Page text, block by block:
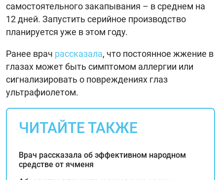
самостоятельного закапывания – в среднем на
12 дней. Запустить серийное производство
планируется уже в этом году.
Ранее врач рассказала, что постоянное жжение в
глазах может быть симптомом аллергии или
сигнализировать о повреждениях глаз
ультрафиолетом.
ЧИТАЙТЕ ТАКЖЕ
Врач рассказала об эффективном народном
средстве от ячменя